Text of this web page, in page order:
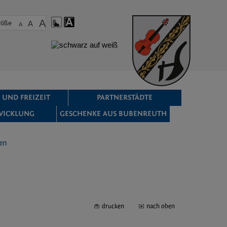
A A A
UND FREIZEIT
PARTNERSTÄDTE
GESCHENKE AUS BUBENREUTH
drucken nach oben